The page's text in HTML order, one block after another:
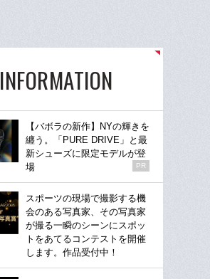
INFORMATION
【バボラの新作】NYの輝きを
纏う。「PURE DRIVE」と最
新シューズに限定モデルが登
場
PR
スポーツの現場で撮影する機
会のある写真家、その写真家
が撮る一瞬のシーンにスポッ
トをあてるコンテストを開催
します。作品受付中！